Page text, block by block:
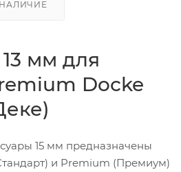
НАЛИЧИЕ
мм для
Docke
15 мм предназначены
и Premium (Премиум)